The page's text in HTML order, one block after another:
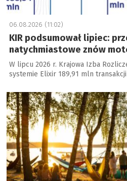
06.08.2026 (11:02)
KIR podsumował lipiec:
natychmiastowe znów
W lipcu 2026 r. Krajowa Izba
systemie Elixir 189,91 mln
a